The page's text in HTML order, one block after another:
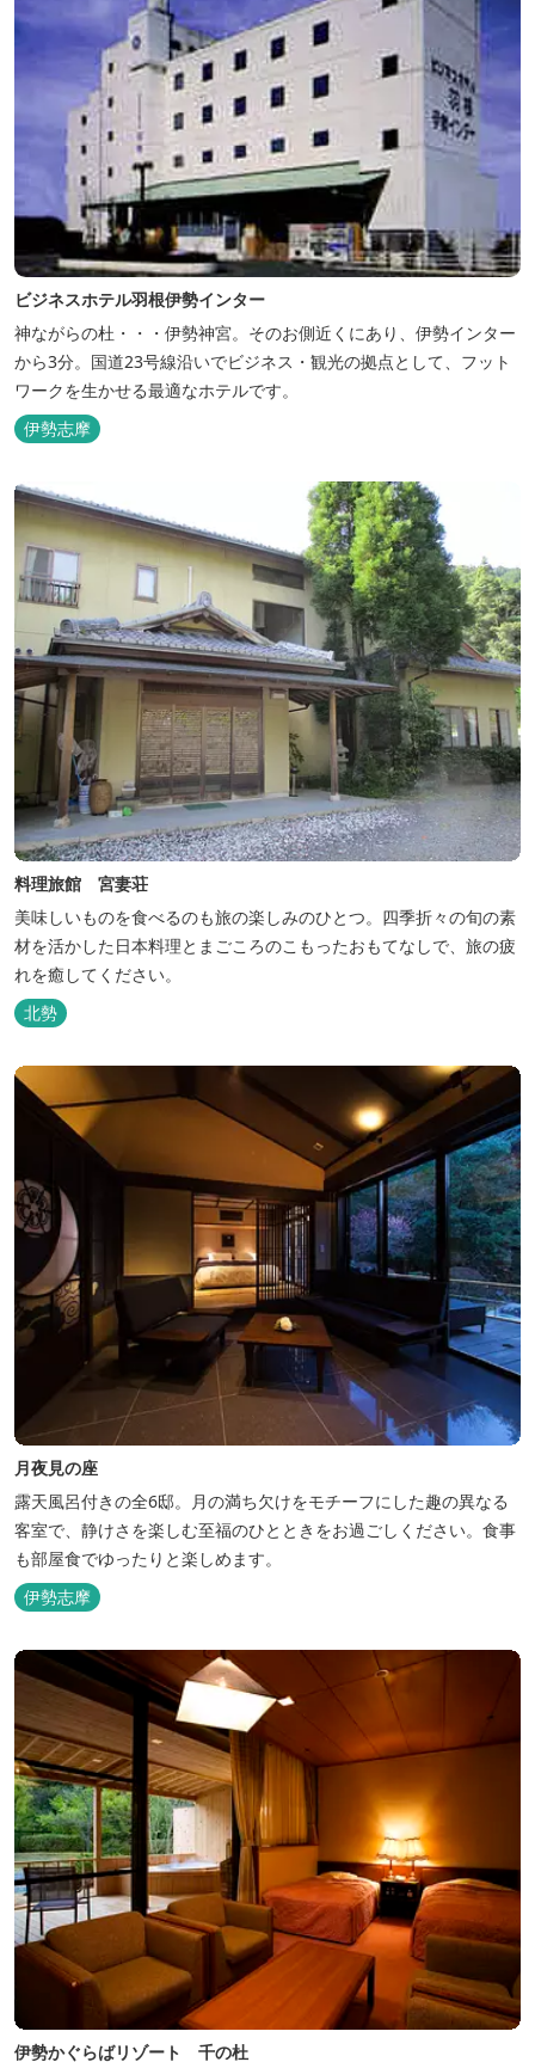
ビジネスホテル羽根伊勢インター
神ながらの杜・・・伊勢神宮。そのお側近くにあり、伊勢インター
から3分。国道23号線沿いでビジネス・観光の拠点として、フット
ワークを生かせる最適なホテルです。
伊勢志摩
料理旅館 宮妻荘
美味しいものを食べるのも旅の楽しみのひとつ。四季折々の旬の素
材を活かした日本料理とまごころのこもったおもてなしで、旅の疲
れを癒してください。
北勢
月夜見の座
露天風呂付きの全6邸。月の満ち欠けをモチーフにした趣の異なる
客室で、静けさを楽しむ至福のひとときをお過ごしください。食事
も部屋食でゆったりと楽しめます。
伊勢志摩
伊勢かぐらばリゾート 千の杜